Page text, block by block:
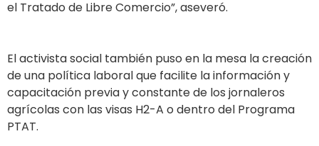
el Tratado de Libre Comercio”, aseveró.
El activista social también puso en la mesa la creación
de una política laboral que facilite la información y
capacitación previa y constante de los jornaleros
agrícolas con las visas H2-A o dentro del Programa
PTAT.